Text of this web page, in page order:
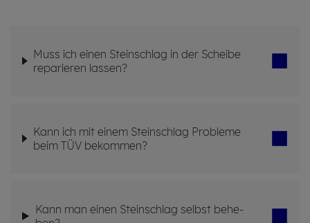
Muss ich einen Stein­schlag in der Schei­be
repa­rieren las­sen?
Kann ich mit einem Stein­schlag Pro­ble­me
beim TÜV be­kom­men?
Kann man einen Stein­schlag selbst be­he­